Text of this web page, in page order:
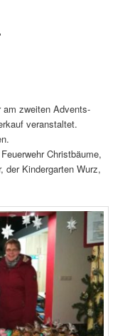
am zweiten Advents-
veranstaltet.
Christbäume,
der Kindergarten Wurz,